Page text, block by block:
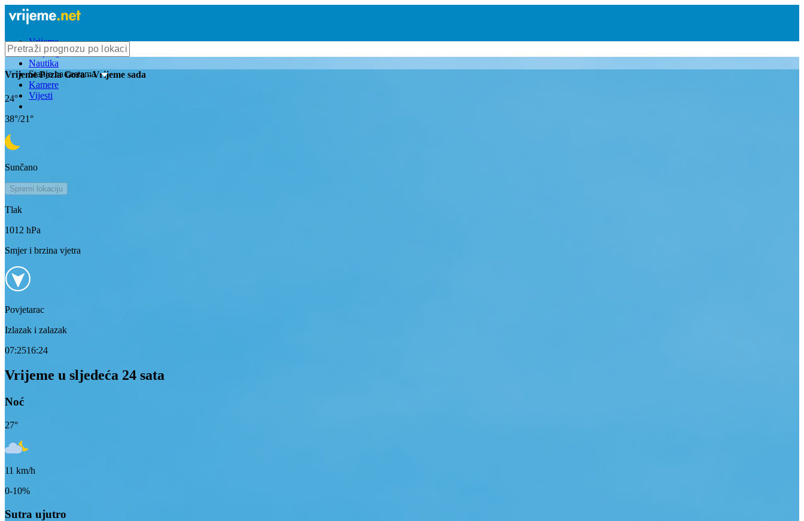
Vrijeme
Bioprognoza
Nautika
Stanje na cestama
Kamere
Vijesti
VrijemePozla Gora- Vrijeme sada
24°
38°/21°
Sunčano
Spremi lokaciju
Tlak
1012 hPa
Smjer i brzina vjetra
Povjetarac
Izlazak i zalazak
07:2516:24
Vrijeme u sljedeća 24 sata
Noć
27°
11 km/h
0-10%
Sutra ujutro